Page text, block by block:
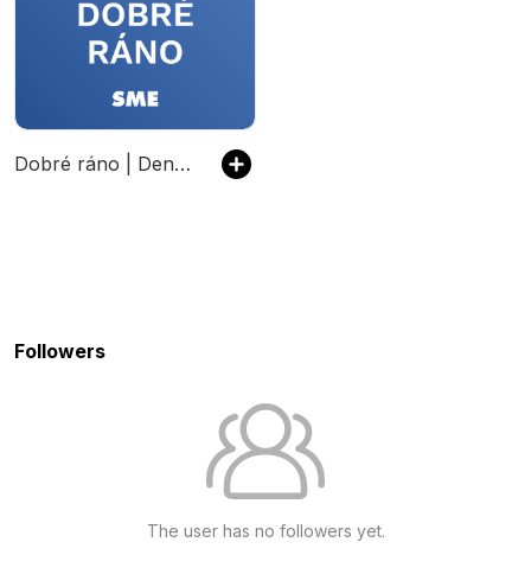
Dobré ráno | Denný podcast denníka SME
Followers
The user has no followers yet.